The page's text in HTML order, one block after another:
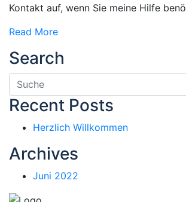
Kontakt auf, wenn Sie meine Hilfe
Read More
Search
Recent Posts
Herzlich Willkommen
Archives
Juni 2022